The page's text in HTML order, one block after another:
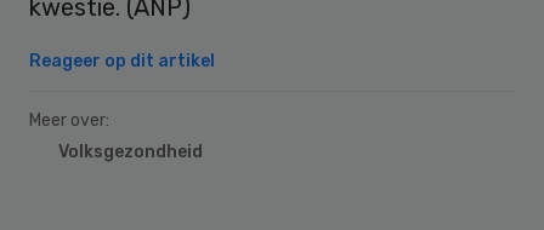
kwestie. (ANP)
Reageer op dit artikel
Meer over:
Volksgezondheid